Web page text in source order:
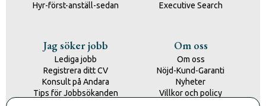
Hyr-först-anställ-sedan
Executive Search
Jag söker jobb
Lediga jobb
Registrera ditt CV
Konsult på Andara
Tips för Jobbsökanden
Om oss
Om oss
Nöjd-Kund-Garanti
Nyheter
Villkor och policy